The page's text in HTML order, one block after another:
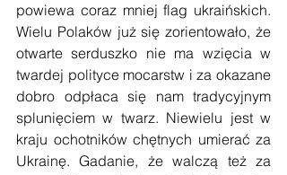
powiewa coraz mniej flag ukraińskich.
Wielu Polaków już się zorientowało, że
otwarte serduszko nie ma wzięcia w
twardej polityce mocarstw i za okazane
dobro odpłaca się nam tradycyjnym
splunięciem w twarz. Niewielu jest w
kraju ochotników chętnych umierać za
Ukrainę. Gadanie, że walczą też za